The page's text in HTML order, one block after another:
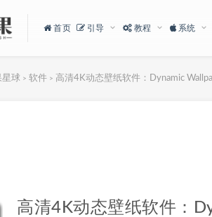
首页 引导 教程 系统
星球 > 软件 > 高清4K动态壁纸软件：Dynamic
高清4K动态壁纸软件：